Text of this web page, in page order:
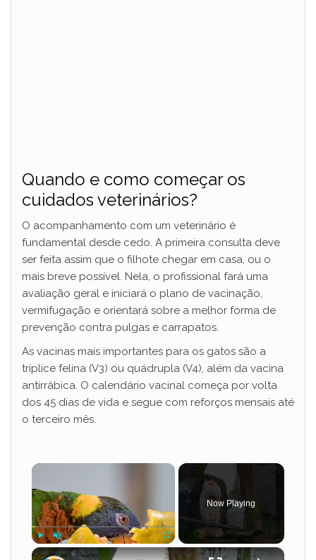
Quando e como começar os
cuidados veterinários?
O acompanhamento com um veterinário é
fundamental desde cedo. A primeira consulta deve
ser feita assim que o filhote chegar em casa, ou o
mais breve possível. Nela, o profissional fará uma
avaliação geral e iniciará o plano de vacinação,
vermifugação e orientará sobre a melhor forma de
prevenção contra pulgas e carrapatos.
As vacinas mais importantes para os gatos são a
tríplice felina (V3) ou quádrupla (V4), além da vacina
antirrábica. O calendário vacinal começa por volta
dos 45 dias de vida e segue com reforços mensais até
o terceiro mês.
×
Play Unmute Fullscreen
Now Playing
×